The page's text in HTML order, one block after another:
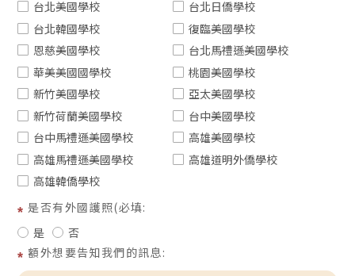
台北美國學校
台北日僑學校
台北韓國學校
復臨美國學校
恩慈美國學校
台北馬禮遜美國學校
華美美國國學校
桃園美國學校
新竹美國學校
亞太美國學校
新竹荷蘭美國學校
台中美國學校
台中馬禮遜美國學校
高雄美國學校
高雄馬禮遜美國學校
高雄道明外僑學校
高雄韓僑學校
是否有外國護照(必填:
是
否
額外想要告知我們的訊息: